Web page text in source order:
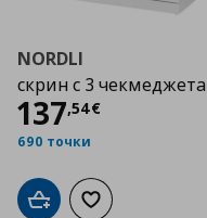
NORDLI
скрин с 3 чекмеджета
137,54€
Цена
690 точки
Добави в кошницата
Добави към